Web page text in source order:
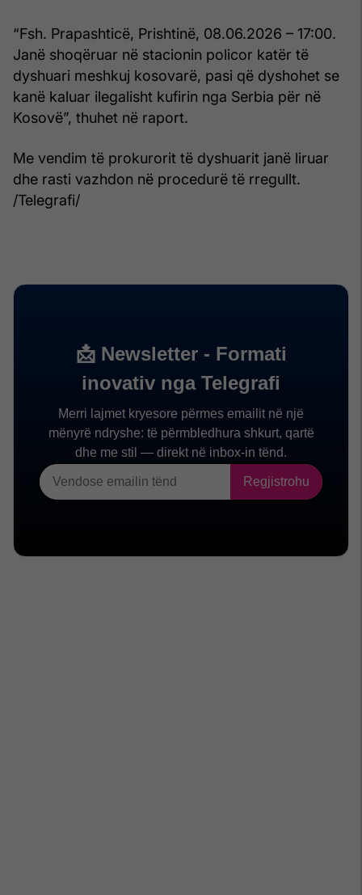
“Fsh. Prapashticë, Prishtinë, 08.06.2026 – 17:00.
Janë shoqëruar në stacionin policor katër të
dyshuari meshkuj kosovarë, pasi që dyshohet se
kanë kaluar ilegalisht kufirin nga Serbia për në
Kosovë”, thuhet në raport.
Me vendim të prokurorit të dyshuarit janë liruar
dhe rasti vazhdon në procedurë të rregullt.
/Telegrafi/